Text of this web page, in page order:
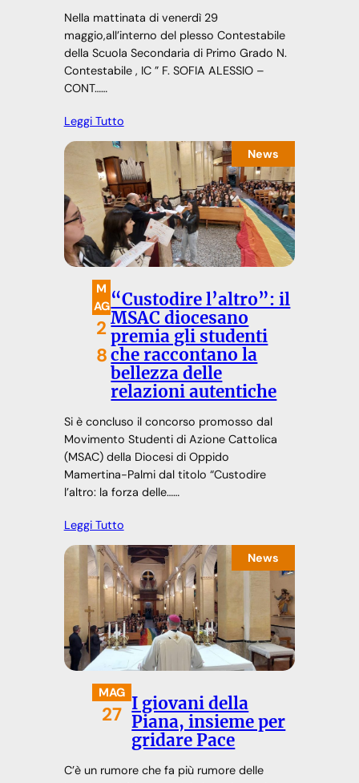
Nella mattinata di venerdì 29
maggio,all’interno del plesso Contestabile
della Scuola Secondaria di Primo Grado N.
Contestabile , IC ” F. SOFIA ALESSIO –
CONT……
Leggi Tutto
News
M
AG
2
8
“Custodire l’altro”: il
MSAC diocesano
premia gli studenti
che raccontano la
bellezza delle
relazioni autentiche
Si è concluso il concorso promosso dal
Movimento Studenti di Azione Cattolica
(MSAC) della Diocesi di Oppido
Mamertina-Palmi dal titolo “Custodire
l’altro: la forza delle……
Leggi Tutto
News
MAG
27 I giovani della
Piana, insieme per
gridare Pace
C’è un rumore che fa più rumore delle